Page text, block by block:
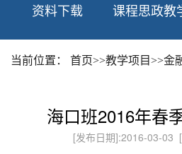
资料下载
课程思政教
当前位置： 首页>>教学项目>>金
海口班2016年春
[发布日期]:2016-03-03